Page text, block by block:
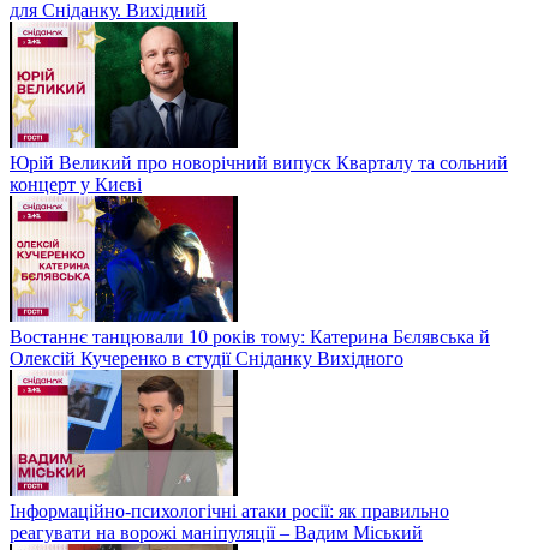
для Сніданку. Вихідний
Юрій Великий про новорічний випуск Кварталу та сольний
концерт у Києві
Востаннє танцювали 10 років тому: Катерина Бєлявська й
Олексій Кучеренко в студії Сніданку Вихідного
Інформаційно-психологічні атаки росії: як правильно
реагувати на ворожі маніпуляції – Вадим Міський